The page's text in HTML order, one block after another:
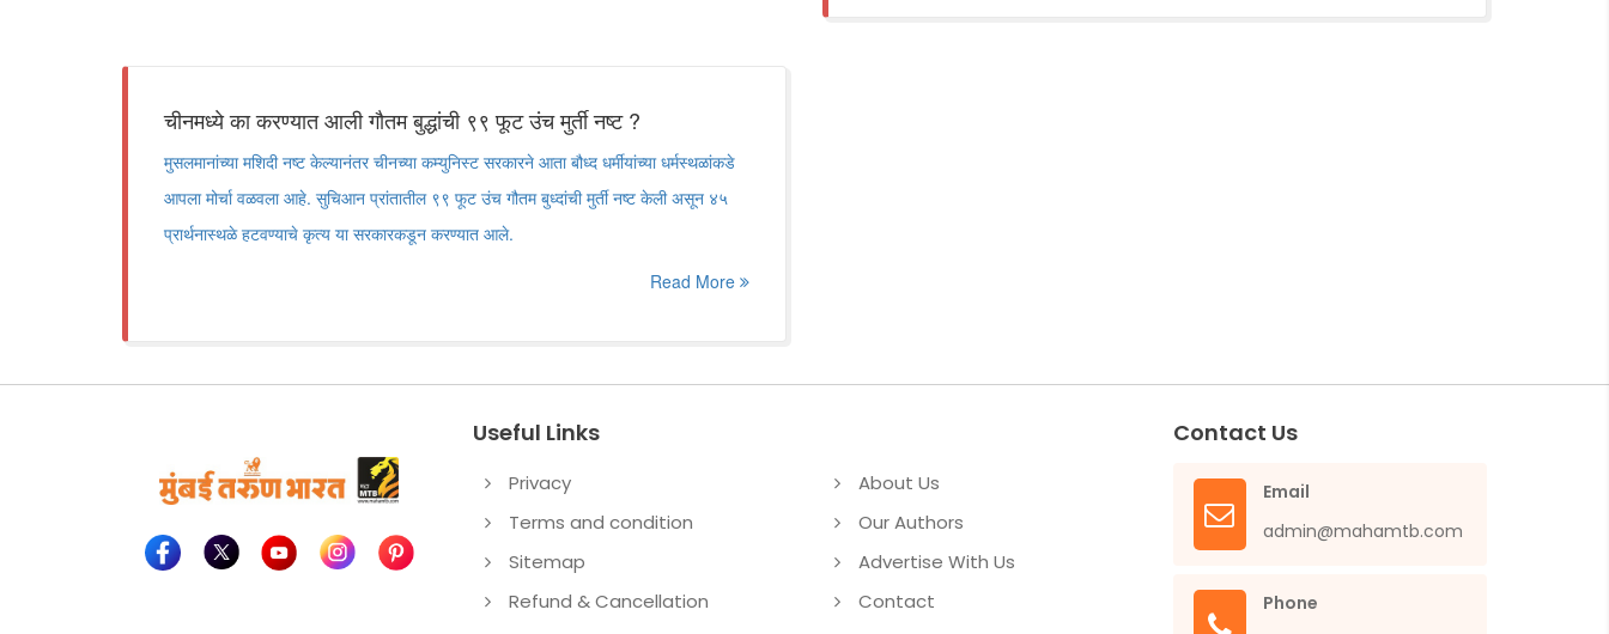
चीनमध्ये का करण्यात आली गौतम बुद्धांची ९९ फूट उंच मुर्ती नष्ट ?
मुसलमानांच्या मशिदी नष्ट केल्यानंतर चीनच्या कम्युनिस्ट सरकारने आता बौध्द धर्मीयांच्या धर्मस्थळांकडे
आपला मोर्चा वळवला आहे. सुचिआन प्रांतातील ९९ फूट उंच गौतम बुध्दांची मुर्ती नष्ट केली असून ४५
प्रार्थनास्थळे हटवण्याचे कृत्य या सरकारकडून करण्यात आले.
Read More
Useful Links
Privacy
Terms and condition
Sitemap
Refund & Cancellation
About Us
Our Authors
Advertise With Us
Contact
Contact Us
Email
admin@mahamtb.com
Phone